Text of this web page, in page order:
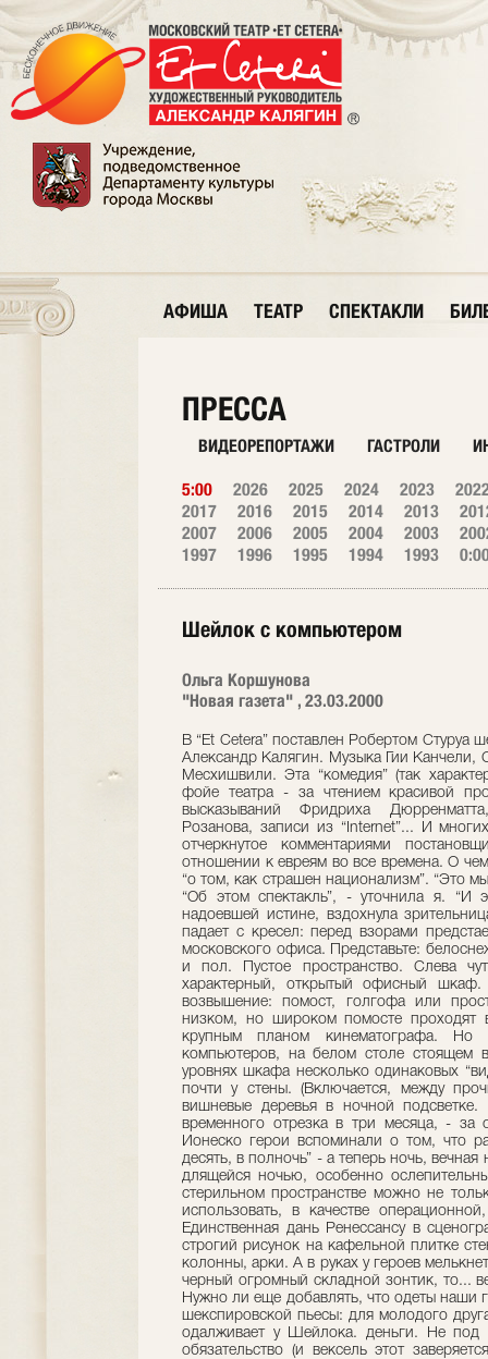
АФИША ТЕАТР СПЕКТАКЛИ
ПРЕССА
ВИДЕОРЕПОРТАЖИ ГАСТРОЛИ
5:00 2026 2025 2024 2023
2017
2016 2015 2014 2013
2007
2006 2005 2004 2003
1997
1996 1995 1994 1993
Шейлок с компьютером
Ольга Коршунова
"Новая газета" , 23.03.2000
В “Et Cetera” поставлен Робертом Стуруа
Александр Калягин. Музыка Гии Канчели,
Месхишвили. Эта “комедия” (так
фойе театра - за чтением красивой
высказываний Фридриха
Розанова, записи из “Internet”... И
отчеркнутое комментариями
отношении к евреям во все времена. О
“о том, как страшен национализм”. “Это
“Об этом спектакль”, - уточнила я. “И
надоевшей истине, вздохнула
падает с кресел: перед взорами
московского офиса. Представьте:
и пол. Пустое пространство. Слева
характерный, открытый офисный шкаф.
возвышение: помост, голгофа или
низком, но широком помосте проходят
крупным планом кинематографа.
компьютеров, на белом столе
уровнях шкафа несколько одинаковых
почти у стены. (Включается, между
вишневые деревья в ночной
временного отрезка в три месяца, -
Ионеско герои вспоминали о том, что
десять, в полночь” - а теперь ночь,
длящейся ночью, особенно
стерильном пространстве можно не
использовать, в качестве
Единственная дань Ренессансу в
строгий рисунок на кафельной плитке
колонны, арки. А в руках у героев
черный огромный складной зонтик, то...
Нужно ли еще добавлять, что одеты наши
шекспировской пьесы: для молодого
одалживает у Шейлока. деньги. Не под
обязательство (и вексель этот